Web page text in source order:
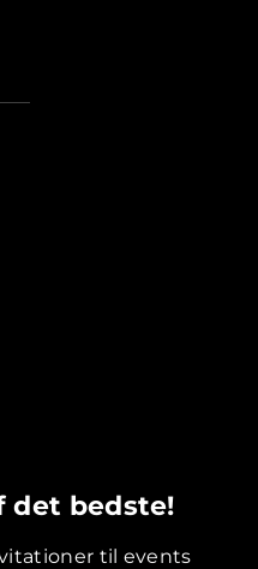
det bedste!
til events